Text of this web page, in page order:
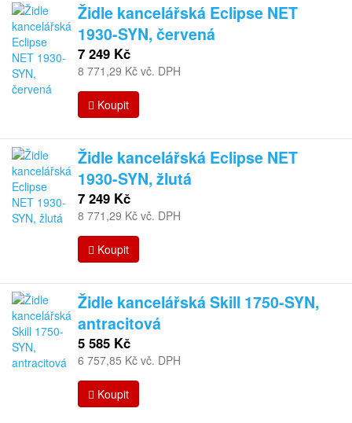
Židle kancelářská Eclipse NET
1930-SYN, červená
7 249 Kč
8 771,29 Kč vč. DPH
Koupit
Židle kancelářská Eclipse NET
1930-SYN, žlutá
7 249 Kč
8 771,29 Kč vč. DPH
Koupit
Židle kancelářská Skill 1750-SYN,
antracitová
5 585 Kč
6 757,85 Kč vč. DPH
Koupit